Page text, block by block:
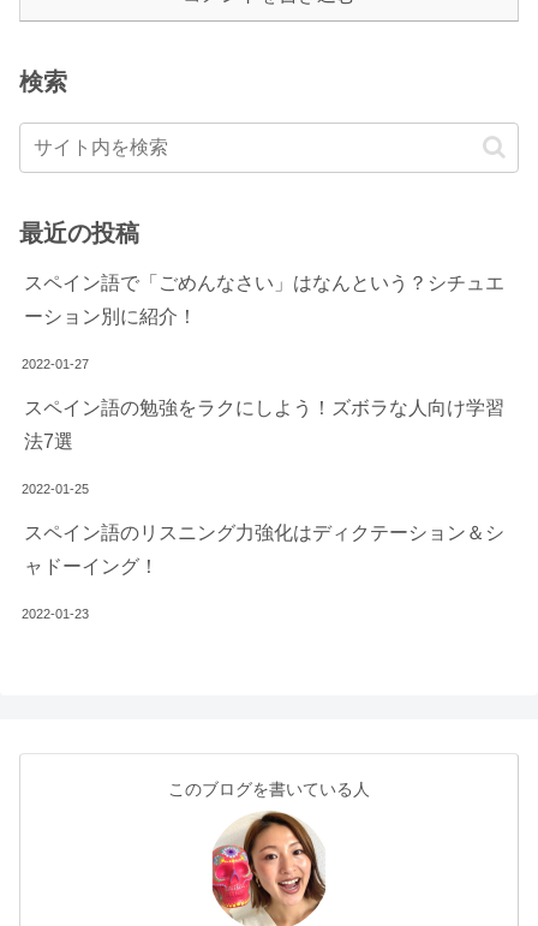
検索
最近の投稿
スペイン語で「ごめんなさい」はなんという？シチュエ
ーション別に紹介！
2022-01-27
スペイン語の勉強をラクにしよう！ズボラな人向け学習
法7選
2022-01-25
スペイン語のリスニング力強化はディクテーション＆シ
ャドーイング！
2022-01-23
このブログを書いている人